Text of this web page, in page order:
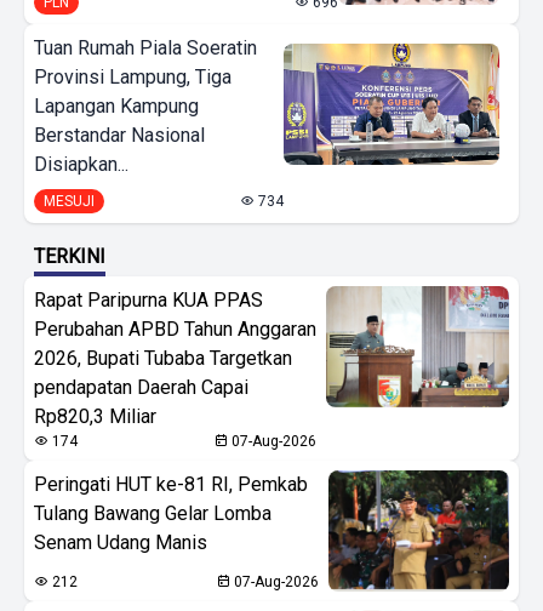
Tuan Rumah Piala Soeratin
Provinsi Lampung, Tiga
Lapangan Kampung
Berstandar Nasional
Disiapkan...
MESUJI 734
TERKINI
Rapat Paripurna KUA PPAS
Perubahan APBD Tahun Anggaran
2026, Bupati Tubaba Targetkan
pendapatan Daerah Capai
Rp820,3 Miliar
174 07-Aug-2026
Peringati HUT ke-81 RI, Pemkab
Tulang Bawang Gelar Lomba
Senam Udang Manis
212 07-Aug-2026